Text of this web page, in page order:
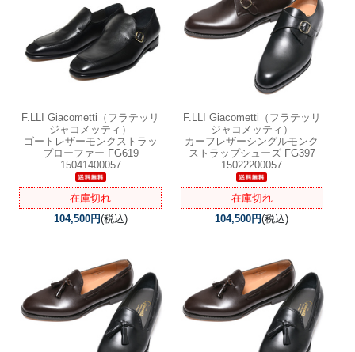
F.LLI Giacometti（フラテッリ
ジャコメッティ）
ゴートレザーモンクストラッ
プローファー FG619
15041400057
在庫切れ
104,500円(税込)
F.LLI Giacometti（フラテッリ
ジャコメッティ）
カーフレザーシングルモンク
ストラップシューズ FG397
15022200057
在庫切れ
104,500円(税込)